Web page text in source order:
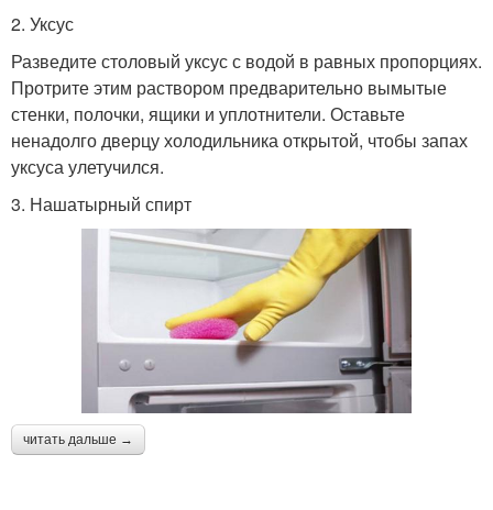
2. Уксус
Разведите столовый уксус с водой в равных пропорциях.
Протрите этим раствором предварительно вымытые
стенки, полочки, ящики и уплотнители. Оставьте
ненадолго дверцу холодильника открытой, чтобы запах
уксуса улетучился.
3. Нашатырный спирт
читать дальше →